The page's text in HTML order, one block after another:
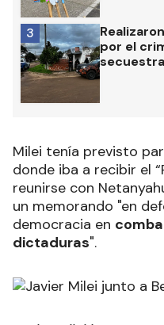
por el
3
Milei tenía previsto
donde iba a recibir el
reunirse con
un memorando "en
democracia en
dictaduras".